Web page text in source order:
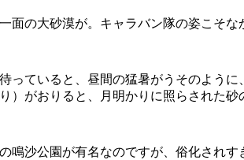
面の大砂漠が。キャラバン隊の姿こそ
っていると、昼間の猛暑がうそのよう
）がおりると、月明かりに照らされた
鳴沙公園が有名なのですが、俗化され